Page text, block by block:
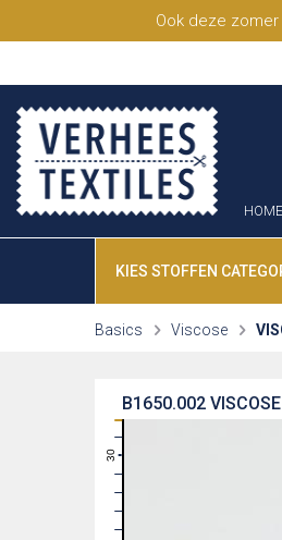
Ook deze
HOME
KIES STOFFEN
Basics Viscose
B1650.002
26
27
28
29
30